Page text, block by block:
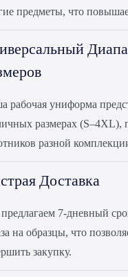
предметы, что
рабочая униформа
размерах (S–4XL),
разной
Доставка
7-дневный
на образцы, что
закупку.